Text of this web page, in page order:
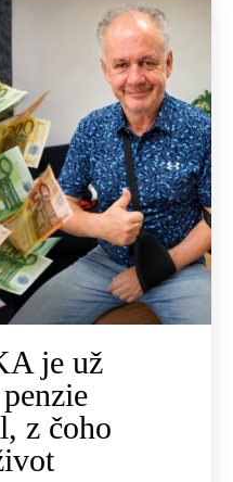
je už
z čoho